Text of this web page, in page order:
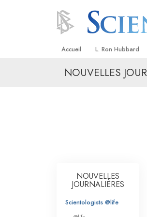
Accueil L. Ron Hubbard
NOUVELLES
NOUVELLES
JOURNALIÈRES
Scientologists @life